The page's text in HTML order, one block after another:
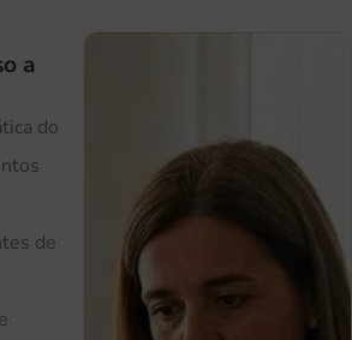
a
do
de